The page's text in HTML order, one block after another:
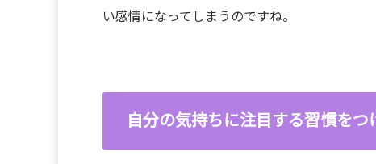
い感情になってしまうのですね。
自分の気持ちに注目する習慣をつ